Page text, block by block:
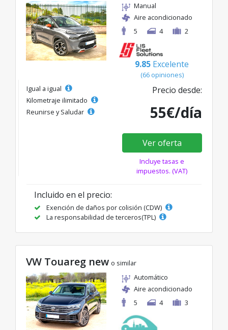
Manual
Aire acondicionado
5
4 2
9.85 Excelente
(66 opiniones)
Igual a igual
Kilometraje ilimitado
Reunirse y Saludar
Precio desde:
55€/día
Ver oferta
Incluye tasas e
impuestos. (VAT)
Incluido en el precio:
Exención de daños por colisión (CDW)
La responsabilidad de terceros(TPL)
VW Touareg new o similar
Automático
Aire acondicionado
5
4 3